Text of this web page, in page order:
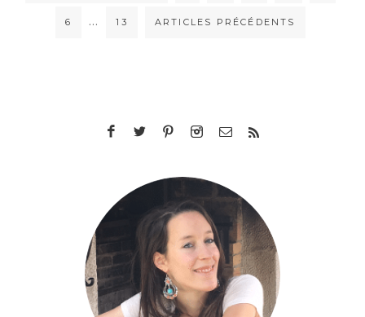
6 … 13 ARTICLES PRÉCÉDENTS